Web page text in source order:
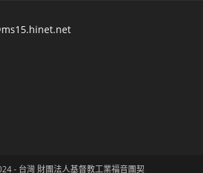
- 台灣 財團法人基督教工業福音團契